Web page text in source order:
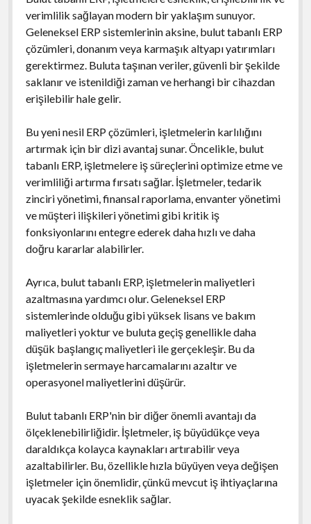
verimlilik sağlayan modern bir yaklaşım sunuyor.
Geleneksel ERP sistemlerinin aksine, bulut tabanlı ERP
çözümleri, donanım veya karmaşık altyapı yatırımları
gerektirmez. Buluta taşınan veriler, güvenli bir şekilde
saklanır ve istenildiği zaman ve herhangi bir cihazdan
erişilebilir hale gelir.
Bu yeni nesil ERP çözümleri, işletmelerin karlılığını
artırmak için bir dizi avantaj sunar. Öncelikle, bulut
tabanlı ERP, işletmelere iş süreçlerini optimize etme ve
verimliliği artırma fırsatı sağlar. İşletmeler, tedarik
zinciri yönetimi, finansal raporlama, envanter yönetimi
ve müşteri ilişkileri yönetimi gibi kritik iş
fonksiyonlarını entegre ederek daha hızlı ve daha
doğru kararlar alabilirler.
Ayrıca, bulut tabanlı ERP, işletmelerin maliyetleri
azaltmasına yardımcı olur. Geleneksel ERP
sistemlerinde olduğu gibi yüksek lisans ve bakım
maliyetleri yoktur ve buluta geçiş genellikle daha
düşük başlangıç maliyetleri ile gerçekleşir. Bu da
işletmelerin sermaye harcamalarını azaltır ve
operasyonel maliyetlerini düşürür.
Bulut tabanlı ERP'nin bir diğer önemli avantajı da
ölçeklenebilirliğidir. İşletmeler, iş büyüdükçe veya
daraldıkça kolayca kaynakları artırabilir veya
azaltabilirler. Bu, özellikle hızla büyüyen veya değişen
işletmeler için önemlidir, çünkü mevcut iş ihtiyaçlarına
uyacak şekilde esneklik sağlar.